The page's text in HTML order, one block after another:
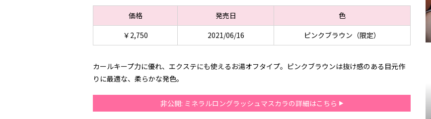
価格 発売日
色
￥2,750
2021/06/16 ピンクブラウン（限定）
カールキープ力に優れ、エクステにも使えるお湯オフタイプ。ピンクブラウンは抜け感のある目元作
りに最適な、柔らかな発色。
非公開: ミネラルロングラッシュマスカラの詳細はこちら